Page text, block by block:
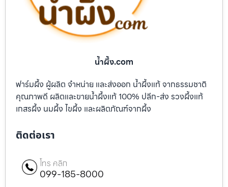
น้ำผึ้ง.com
ฟาร์มผึ้ง ผู้ผลิต จำหน่าย และส่งออก น้ำผึ้งแท้ จากธรรมชาติ
คุณภาพดี ผลิตและขายน้ำผึ้งแท้ 100% ปลีก-ส่ง รวงผึ้งแท้
เกสรผึ้ง นมผึ้ง ไขผึ้ง และผลิตภัณฑ์จากผึ้ง
ติดต่อเรา
โทร คลิก
099-185-8000